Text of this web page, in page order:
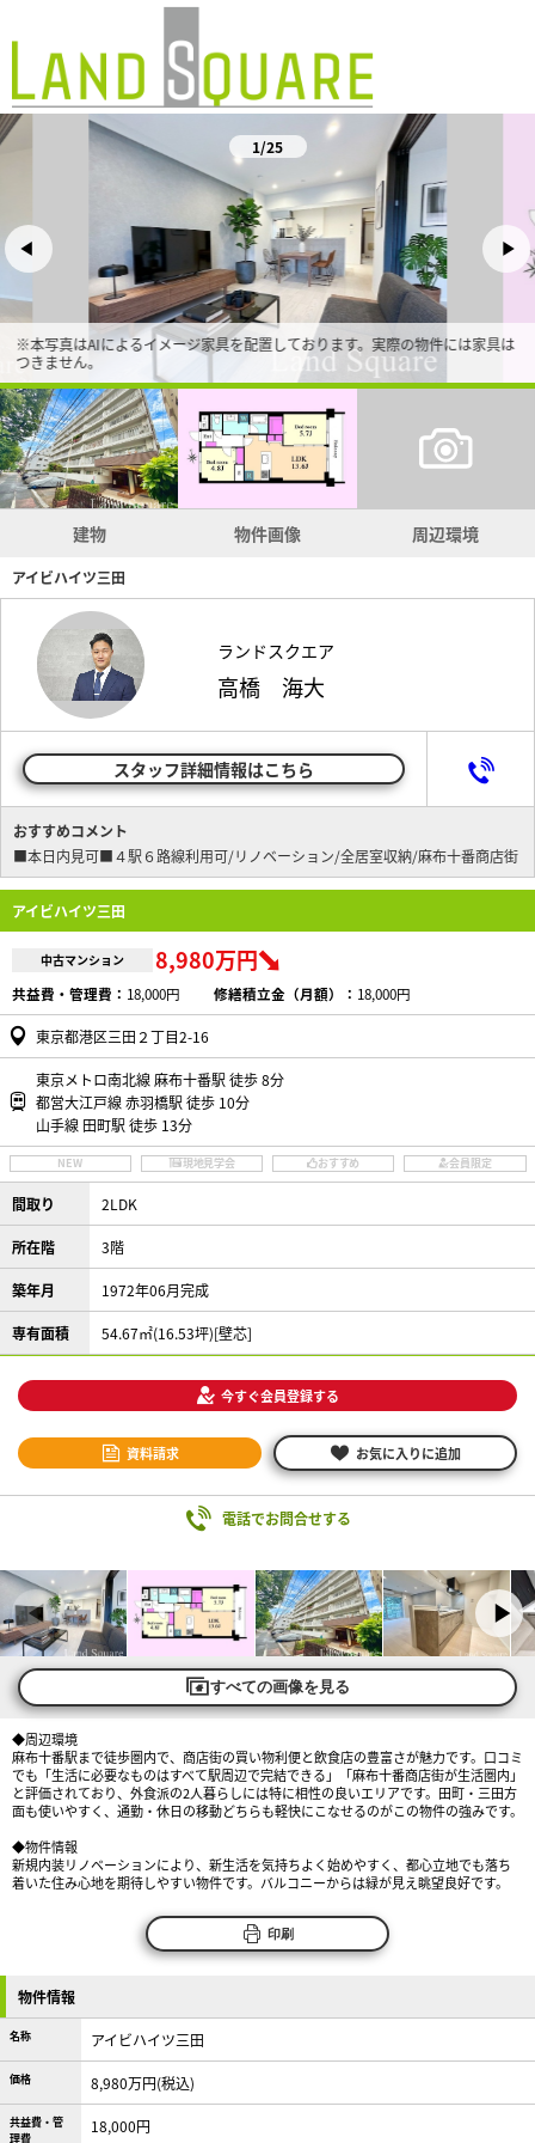
※本写真はAIによるイメージ家具を配置しております。実際の物件には家具は
つきません。
1/25
建物 物件画像 周辺環境
アイビハイツ三田
ランドスクエア
高橋 海大
スタッフ詳細情報はこちら
おすすめコメント
■本日内見可■４駅６路線利用可/リノベーション/全居室収納/麻布十番商店街
アイビハイツ三田
中古マンション 8,980万円
共益費・管理費： 18,000円 修繕積立金（月額）： 18,000円
東京都港区三田２丁目2-16
東京メトロ南北線 麻布十番駅 徒歩 8分
都営大江戸線 赤羽橋駅 徒歩 10分
山手線 田町駅 徒歩 13分
NEW 現地見学会 おすすめ 会員限定
間取り 2LDK
所在階 3階
築年月 1972年06月完成
専有面積 54.67㎡(16.53坪)[壁芯]
今すぐ会員登録する
資料請求 お気に入りに追加
電話でお問合せする
すべての画像を見る
◆周辺環境
麻布十番駅まで徒歩圏内で、商店街の買い物利便と飲食店の豊富さが魅力です。口コミ
でも「生活に必要なものはすべて駅周辺で完結できる」「麻布十番商店街が生活圏内」
と評価されており、外食派の2人暮らしには特に相性の良いエリアです。田町・三田方
面も使いやすく、通勤・休日の移動どちらも軽快にこなせるのがこの物件の強みです。
◆物件情報
新規内装リノベーションにより、新生活を気持ちよく始めやすく、都心立地でも落ち
着いた住み心地を期待しやすい物件です。バルコニーからは緑が見え眺望良好です。
印刷
物件情報
名称 アイビハイツ三田
価格 8,980万円(税込)
共益費・管
理費
18,000円